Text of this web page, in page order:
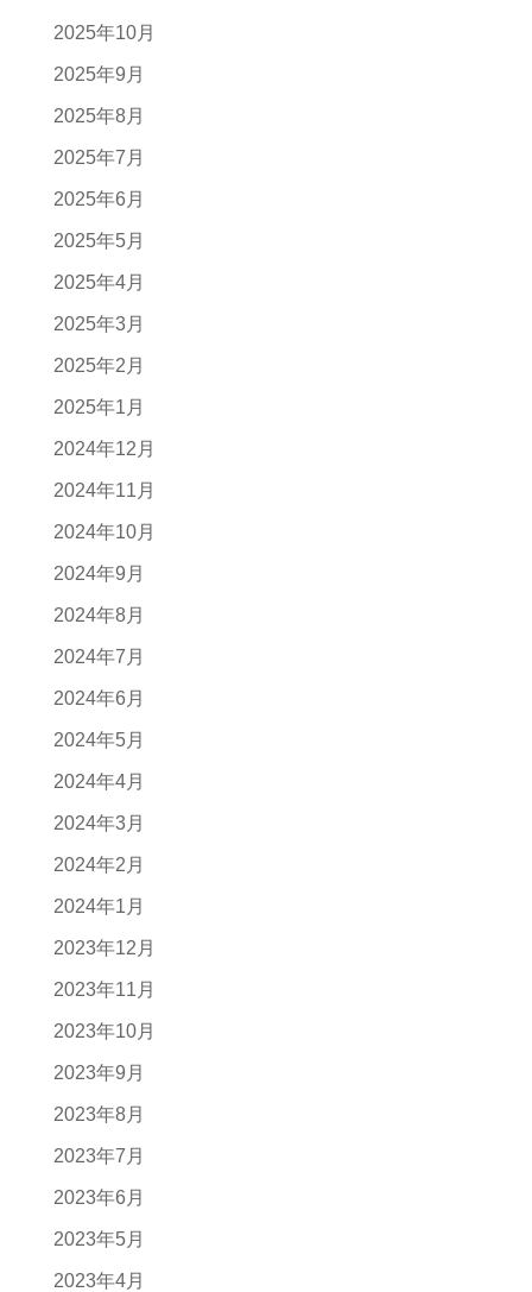
2025年10月
2025年9月
2025年8月
2025年7月
2025年6月
2025年5月
2025年4月
2025年3月
2025年2月
2025年1月
2024年12月
2024年11月
2024年10月
2024年9月
2024年8月
2024年7月
2024年6月
2024年5月
2024年4月
2024年3月
2024年2月
2024年1月
2023年12月
2023年11月
2023年10月
2023年9月
2023年8月
2023年7月
2023年6月
2023年5月
2023年4月